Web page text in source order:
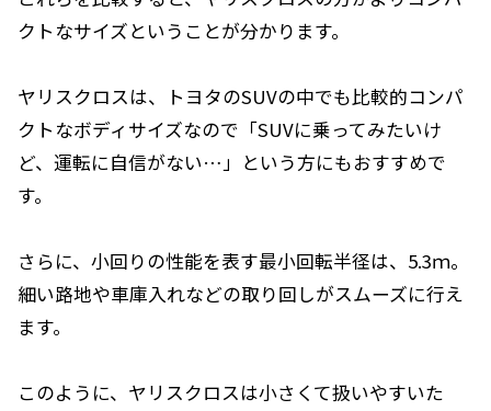
クトなサイズということが分かります。
ヤリスクロスは、トヨタのSUVの中でも比較的コンパ
クトなボディサイズなので「SUVに乗ってみたいけ
ど、運転に自信がない…」という方にもおすすめで
す。
さらに、小回りの性能を表す最小回転半径は、5.3ｍ。
細い路地や車庫入れなどの取り回しがスムーズに行え
ます。
このように、ヤリスクロスは小さくて扱いやすいた